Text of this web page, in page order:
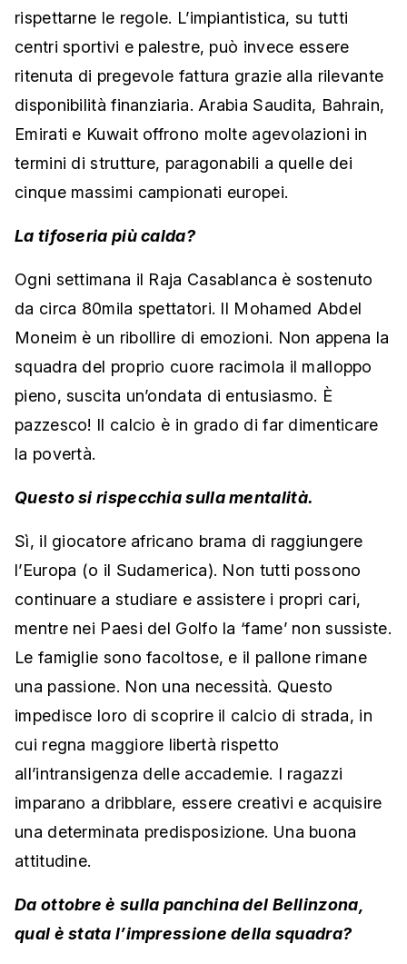
rispettarne le regole. L’impiantistica, su tutti
centri sportivi e palestre, può invece essere
ritenuta di pregevole fattura grazie alla rilevante
disponibilità finanziaria. Arabia Saudita, Bahrain,
Emirati e Kuwait offrono molte agevolazioni in
termini di strutture, paragonabili a quelle dei
cinque massimi campionati europei.
La tifoseria più calda?
Ogni settimana il Raja Casablanca è sostenuto
da circa 80mila spettatori. Il Mohamed Abdel
Moneim è un ribollire di emozioni. Non appena la
squadra del proprio cuore racimola il malloppo
pieno, suscita un’ondata di entusiasmo. È
pazzesco! Il calcio è in grado di far dimenticare
la povertà.
Questo si rispecchia sulla mentalità.
Sì, il giocatore africano brama di raggiungere
l’Europa (o il Sudamerica). Non tutti possono
continuare a studiare e assistere i propri cari,
mentre nei Paesi del Golfo la ‘fame’ non sussiste.
Le famiglie sono facoltose, e il pallone rimane
una passione. Non una necessità. Questo
impedisce loro di scoprire il calcio di strada, in
cui regna maggiore libertà rispetto
all’intransigenza delle accademie. I ragazzi
imparano a dribblare, essere creativi e acquisire
una determinata predisposizione. Una buona
attitudine.
Da ottobre è sulla panchina del Bellinzona,
qual è stata l’impressione della squadra?